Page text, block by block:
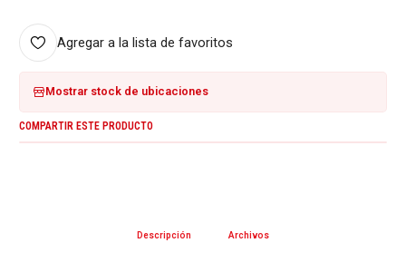
Agregar a la lista de favoritos
Mostrar stock de ubicaciones
COMPARTIR ESTE PRODUCTO
Descripción Archivos